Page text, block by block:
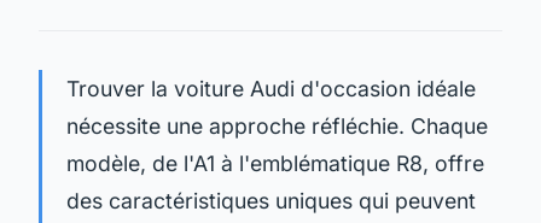
Trouver la voiture Audi d'occasion idéale
nécessite une approche réfléchie. Chaque
modèle, de l'A1 à l'emblématique R8, offre
des caractéristiques uniques qui peuvent